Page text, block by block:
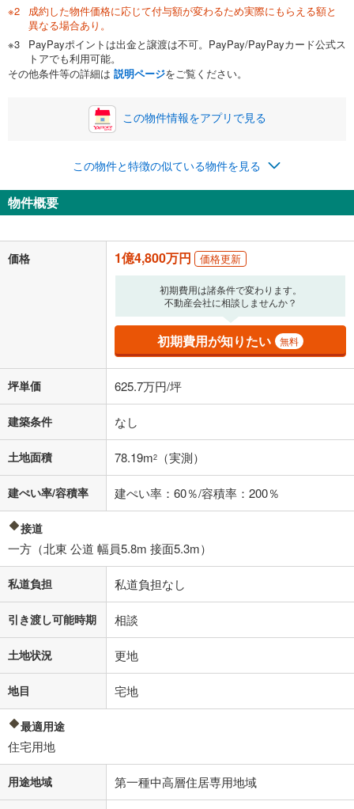
成約した物件価格に応じて付与額が変わるため実際にもらえる額と
異なる場合あり。
PayPayポイントは出金と譲渡は不可。PayPay/PayPayカード公式ス
トアでも利用可能。
その他条件等の詳細は 説明ページをご覧ください。
この物件情報をアプリで見る
この物件と特徴の似ている物件を見る
物件概要
価格 1億4,800万円 価格更新
初期費用は諸条件で変わります。
不動産会社に相談しませんか？
初期費用が知りたい 無料
坪単価 625.7万円/坪
建築条件 なし
土地面積 78.19m2 （実測）
建ぺい率/容積率 建ぺい率：60％/容積率：200％
接道
一方（北東 公道 幅員5.8m 接面5.3m）
私道負担 私道負担なし
引き渡し可能時期 相談
土地状況 更地
地目 宅地
最適用途
住宅用地
用途地域 第一種中高層住居専用地域